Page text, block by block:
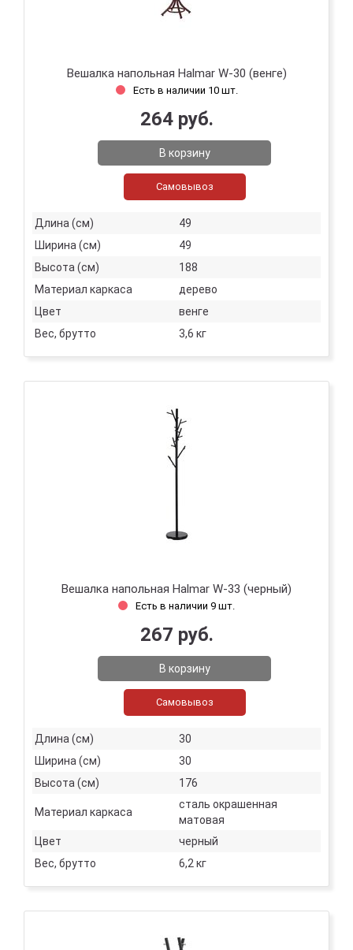
Вешалка напольная Halmar W-30 (венге)
Есть в наличии 10 шт.
264 руб.
В корзину
Самовывоз
Длина (см)
49
Ширина (см)
49
Высота (см)
188
Материал каркаса
дерево
Цвет
венге
Вес, брутто
3,6 кг
Вешалка напольная Halmar W-33 (черный)
Есть в наличии 9 шт.
267 руб.
В корзину
Самовывоз
Длина (см)
30
Ширина (см)
30
Высота (см)
176
Материал каркаса
сталь окрашенная
матовая
Цвет
черный
Вес, брутто
6,2 кг